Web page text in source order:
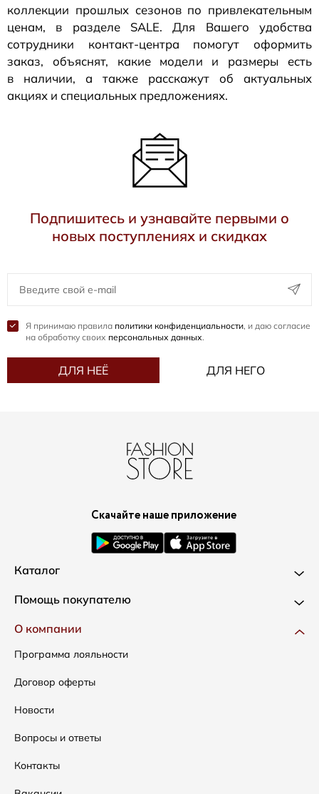
коллекции прошлых сезонов по привлекательным
ценам, в разделе SALE. Для Вашего удобства
сотрудники контакт-центра помогут оформить
заказ, объяснят, какие модели и размеры есть
в наличии, а также расскажут об актуальных
акциях и специальных предложениях.
Подпишитесь и узнавайте первыми о
новых поступлениях и скидках
Я принимаю правила политики конфиденциальности, и даю согласие
на обработку своих персональных данных.
ДЛЯ НЕЁ ДЛЯ НЕГО
Скачайте наше приложение
Каталог
Новинки
Одежда
Сумки
Аксессуары
Распродажа
Подарочные сертификаты
Помощь покупателю
Доставка и оплата
Как оформить заказ
Условия возвратов
Таблица размеров
Уход за одеждой
О компании
Программа лояльности
Договор оферты
Новости
Вопросы и ответы
Контакты